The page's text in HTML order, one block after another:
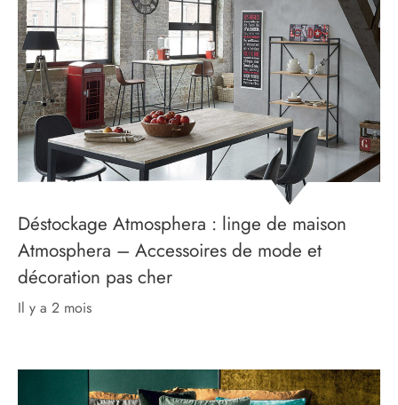
Déstockage Atmosphera : linge de maison
Atmosphera – Accessoires de mode et
décoration pas cher
il y a 2 mois